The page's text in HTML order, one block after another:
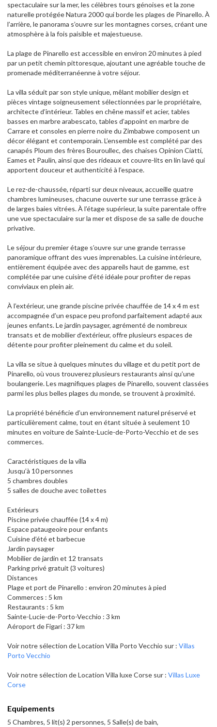
spectaculaire sur la mer, les célèbres tours génoises et la zone
naturelle protégée Natura 2000 qui borde les plages de Pinarello. À
l’arrière, le panorama s’ouvre sur les montagnes corses, créant une
atmosphère à la fois paisible et majestueuse.
La plage de Pinarello est accessible en environ 20 minutes à pied
par un petit chemin pittoresque, ajoutant une agréable touche de
promenade méditerranéenne à votre séjour.
La villa séduit par son style unique, mêlant mobilier design et
pièces vintage soigneusement sélectionnées par le propriétaire,
architecte d’intérieur. Tables en chêne massif et acier, tables
basses en marbre arabescato, tables d’appoint en marbre de
Carrare et consoles en pierre noire du Zimbabwe composent un
décor élégant et contemporain. L’ensemble est complété par des
canapés Ploum des frères Bouroullec, des chaises Opinion Ciatti,
Eames et Paulin, ainsi que des rideaux et couvre-lits en lin lavé qui
apportent douceur et authenticité à l’espace.
Le rez-de-chaussée, réparti sur deux niveaux, accueille quatre
chambres lumineuses, chacune ouverte sur une terrasse grâce à
de larges baies vitrées. À l’étage supérieur, la suite parentale offre
une vue spectaculaire sur la mer et dispose de sa salle de douche
privative.
Le séjour du premier étage s’ouvre sur une grande terrasse
panoramique offrant des vues imprenables. La cuisine intérieure,
entièrement équipée avec des appareils haut de gamme, est
complétée par une cuisine d’été idéale pour profiter de repas
conviviaux en plein air.
À l’extérieur, une grande piscine privée chauffée de 14 x 4 m est
accompagnée d’un espace peu profond parfaitement adapté aux
jeunes enfants. Le jardin paysager, agrémenté de nombreux
transats et de mobilier d’extérieur, offre plusieurs espaces de
détente pour profiter pleinement du calme et du soleil.
La villa se situe à quelques minutes du village et du petit port de
Pinarello, où vous trouverez plusieurs restaurants ainsi qu’une
boulangerie. Les magnifiques plages de Pinarello, souvent classées
parmi les plus belles plages du monde, se trouvent à proximité.
La propriété bénéficie d’un environnement naturel préservé et
particulièrement calme, tout en étant située à seulement 10
minutes en voiture de Sainte-Lucie-de-Porto-Vecchio et de ses
commerces.
Caractéristiques de la villa
Jusqu’à 10 personnes
5 chambres doubles
5 salles de douche avec toilettes
Extérieurs
Piscine privée chauffée (14 x 4 m)
Espace pataugeoire pour enfants
Cuisine d’été et barbecue
Jardin paysager
Mobilier de jardin et 12 transats
Parking privé gratuit (3 voitures)
Distances
Plage et port de Pinarello : environ 20 minutes à pied
Commerces : 5 km
Restaurants : 5 km
Sainte-Lucie-de-Porto-Vecchio : 3 km
Aéroport de Figari : 37 km
Voir notre sélection de Location Villa Porto Vecchio sur : Villas
Porto Vecchio
Voir notre sélection de Location Villa luxe Corse sur : Villas Luxe
Corse
Equipements
5 Chambres, 5 lit(s) 2 personnes, 5 Salle(s) de bain,